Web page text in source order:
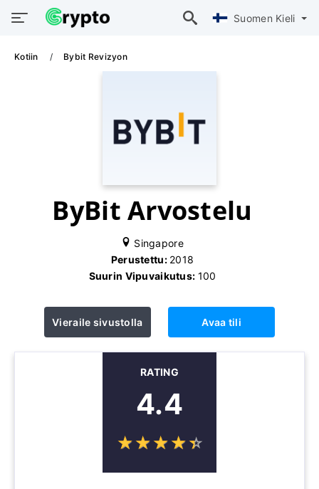
Suomen Kieli
Kotiin Bybit Revizyon
ByBit Arvostelu
Singapore
Perustettu: 2018
Suurin Vipuvaikutus: 100
Vieraile sivustolla Avaa tili
RATING
4.4
☆☆☆☆☆
★★★★★